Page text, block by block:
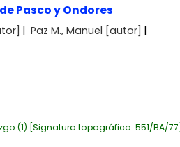
Pasco y Ondores
Paz M., Manuel [autor]
(1) Signatura topográfica: 551/BA/77